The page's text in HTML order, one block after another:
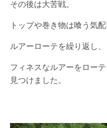
その後は大苦戦。
トップや巻き物は喰う気
ルアーローテを繰り返し、
フィネスなルアーをロー
見つけました。